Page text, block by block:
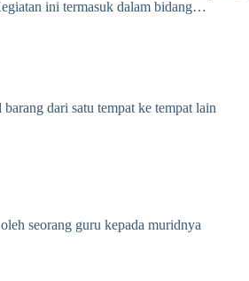
ini termasuk dalam bidang…
dari satu tempat ke tempat lain
seorang guru kepada muridnya